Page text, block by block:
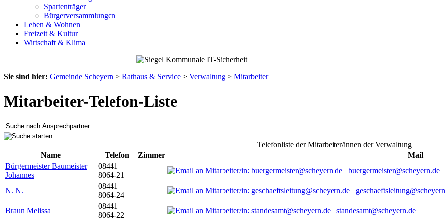
Spartenträger
Bürgerversammlungen
Leben & Wohnen
Freizeit & Kultur
Wirtschaft & Klima
Sie sind hier: Gemeinde Scheyern > Rathaus & Service > Verwaltung > Mitarbeiter
Mitarbeiter-Telefon-Liste
Telefonliste der Mitarbeiter/innen der Verwaltung
Name
Telefon Zimmer
Mail
Bürgermeister Baumeister
Johannes
08441
8064-21
buergermeister@scheyern.de
N. N.
08441
8064-24
Braun Melissa
08441
8064-22
standesamt@scheyern.de